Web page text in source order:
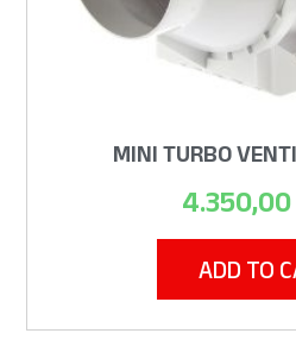
MINI TURBO
4.350,00
ADD TO